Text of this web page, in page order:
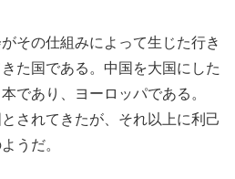
その仕組みによって生じた行き
た国である。中国を大国にした
であり、ヨーロッパである。
されてきたが、それ以上に利己
うだ。